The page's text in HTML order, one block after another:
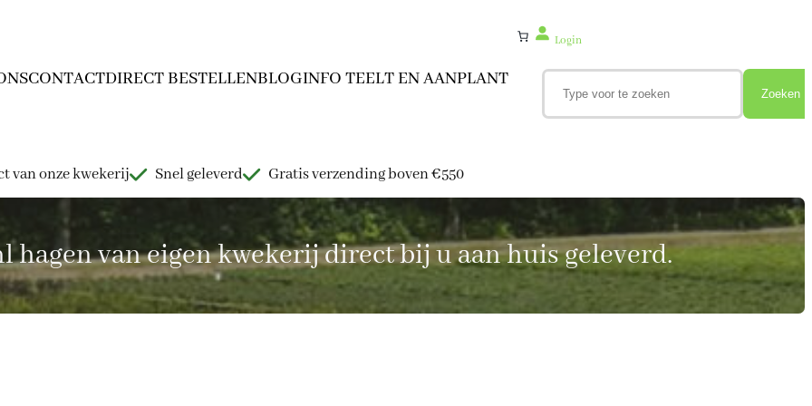
CONTACTDIRECT BESTELLENBLOGINFO TEELT EN AANPLANT
Login
Zoeken
van onze kwekerij Snel geleverd Gratis verzending boven €550
hagen van eigen kwekerij direct bij u aan huis geleverd.